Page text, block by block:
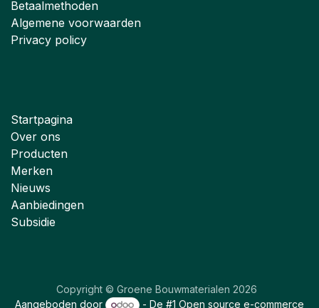
Betaalmethoden
Algemene voorwaarden
Privacy policy
Startpagina
Over ons
Producten
Merken
Nieuws
Aanbiedingen
Subsidie
Copyright © Groene Bouwmaterialen 2026
Aangeboden door
- De #1Open source e-commerce